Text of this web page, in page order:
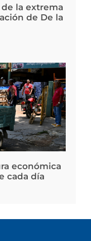
la extrema
de De la
económica
cada día